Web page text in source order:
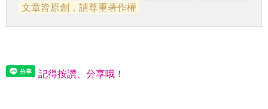
文章皆原創，請尊重著作權
記得按讚、分享哦！